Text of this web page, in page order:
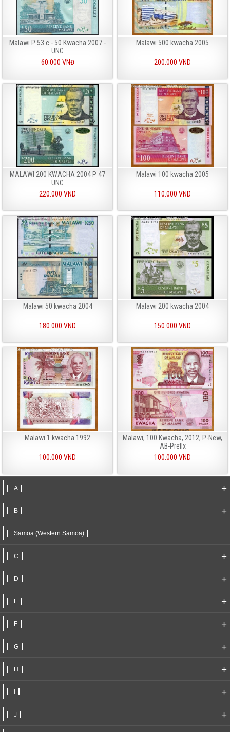
Malawi P 53 c - 50 Kwacha 2007 -
UNC
60.000 VNĐ
Malawi 500 kwacha 2005
200.000 VND
MALAWI 200 KWACHA 2004 P 47
UNC
220.000 VND
Malawi 100 kwacha 2005
110.000 VND
Malawi 50 kwacha 2004
180.000 VND
Malawi 200 kwacha 2004
150.000 VND
Malawi 1 kwacha 1992
100.000 VND
Malawi, 100 Kwacha, 2012, P-New,
AB-Prefix
100.000 VND
A +
B +
Samoa (Western Samoa)
C +
D +
E +
F +
G +
H +
+
J +